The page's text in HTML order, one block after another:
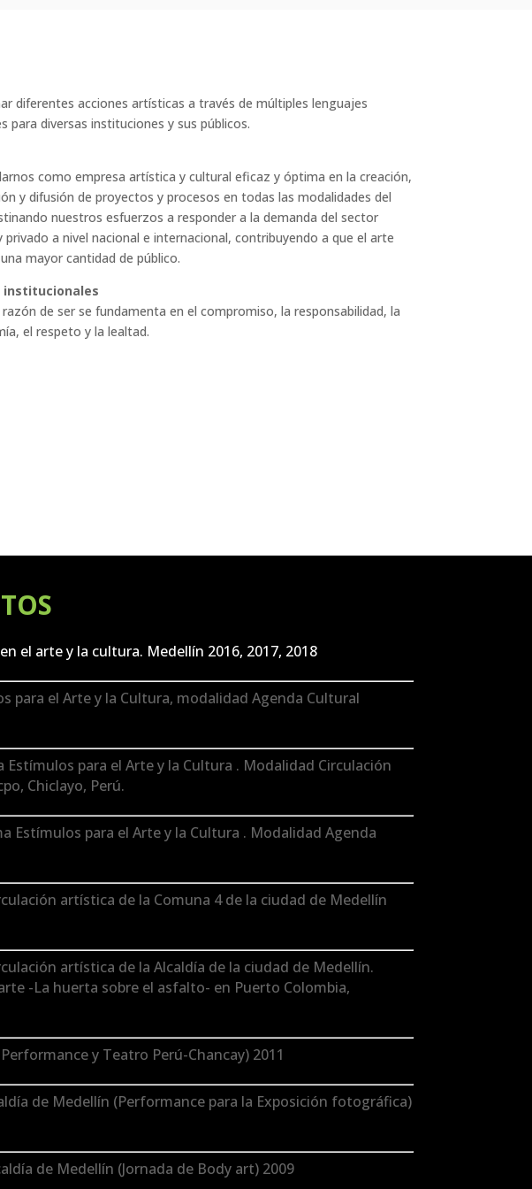
diferentes acciones artísticas a través de múltiples lenguajes
para diversas instituciones y sus públicos.
como empresa artística y cultural eficaz y óptima en la creación,
y difusión de proyectos y procesos en todas las modalidades del
nuestros esfuerzos a responder a la demanda del sector
privado a nivel nacional e internacional, contribuyendo a que el arte
mayor cantidad de público.
institucionales
de ser se fundamenta en el compromiso, la responsabilidad, la
el respeto y la lealtad.
el arte y la cultura. Medellín 2016, 2017, 2018
para el Arte y la Cultura, modalidad Agenda Cultural
Estímulos para el Arte y la Cultura . Modalidad Circulación
Chiclayo, Perú.
Estímulos para el Arte y la Cultura . Modalidad Agenda
artística de la Comuna 4 de la ciudad de Medellín
artística de la Alcaldía de la ciudad de Medellín.
-La huerta sobre el asfalto- en Puerto Colombia,
y Teatro Perú-Chancay) 2011
de Medellín (Performance para la Exposición fotográfica)
de Medellín (Jornada de Body art) 2009